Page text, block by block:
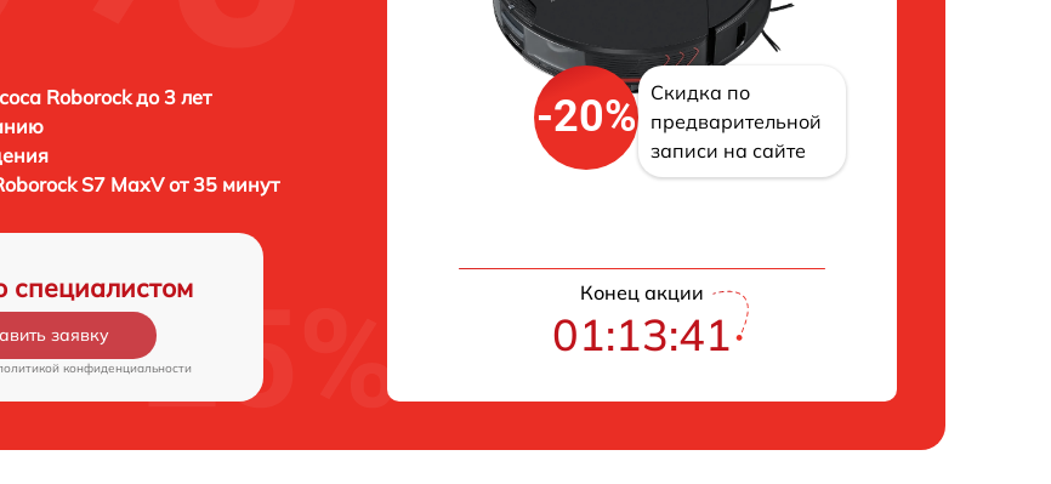
Roborock до 3 лет
S7 MaxV от 35 минут
специалистом
заявку
конфиденциальности
-20%
Скидка по
предварительной
записи на сайте
Конец акции
01:13:40